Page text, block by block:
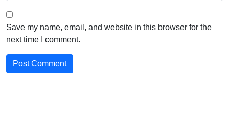
Save my name, email, and website in this browser for the
next time I comment.